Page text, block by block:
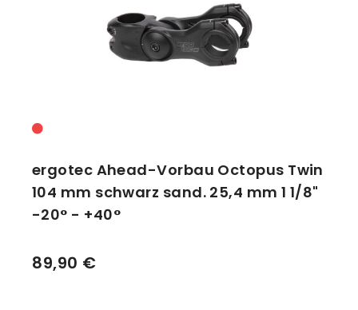
ergotec Ahead-Vorbau Octopus Twin
104 mm schwarz sand. 25,4 mm 1 1/8"
-20° - +40°
89,90 €